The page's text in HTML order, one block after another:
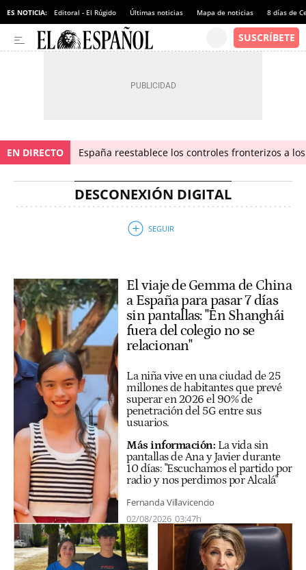
ES NOTICIA: Editoral - El Rúgido Últimas noticias Mapa de noticias 8 días de
EN DIRECTO España reestablece los controles fronterizos a
DESCONEXIÓN DIGITAL
El viaje de Gemma de China
a España para pasar 7 días
sin pantallas: "En Shanghái
fuera del colegio no se
relacionan"
La niña vive en una ciudad de 25
millones de habitantes que prevé
superar en 2026 el 90% de
penetración del 5G entre sus
usuarios.
Más información: La vida sin
pantallas de Ana y Javier durante
10 días: "Escuchamos el partido por
radio y nos perdimos por Alcalá"
Fernanda Villavicencio
02/08/2026 03:47h